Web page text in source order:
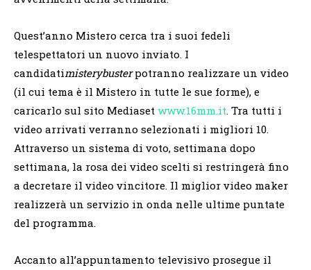
Quest’anno Mistero cerca tra i suoi fedeli
telespettatori un nuovo inviato. I
candidatimisterybusterpotranno realizzare un video
(il cui tema è il Mistero in tutte le sue forme), e
caricarlo sul sito Mediaset www.16mm.it. Tra tutti i
video arrivati verranno selezionati i migliori 10.
Attraverso un sistema di voto, settimana dopo
settimana, la rosa dei video scelti si restringerà fino
a decretare il video vincitore. Il miglior video maker
realizzerà un servizio in onda nelle ultime puntate
del programma.
Accanto all’appuntamento televisivo prosegue il